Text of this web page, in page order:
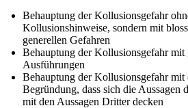
Behauptung der Kollusionsgefahr
Kollusionshinweise, sondern mit
generellen Gefahren
Behauptung der Kollusionsgefahr mit
Ausführungen
Behauptung der Kollusionsgefahr mit
Begründung, dass sich die Aussagen
mit den Aussagen Dritter decken